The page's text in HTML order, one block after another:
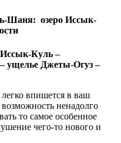
Шаня: озеро Иссык-
Куль –
ущелье Джеты-Огуз –
впишется в ваш
ненадолго
то самое особенное
чего-то нового и